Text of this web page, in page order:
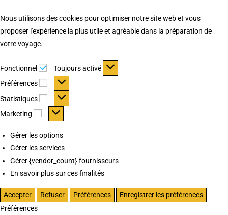
Nous utilisons des cookies pour optimiser notre site web et vous
proposer l'expérience la plus utile et agréable dans la préparation de
votre voyage.
Fonctionnel Fonctionnel
Toujours activé
Préférences
Préférences
Statistiques Statistiques
Marketing Marketing
Gérer les options
Gérer les services
Gérer {vendor_count} fournisseurs
En savoir plus sur ces finalités
Accepter Refuser Préférences
Enregistrer les préférences
Préférences